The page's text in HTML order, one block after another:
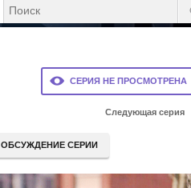
СЕРИЯ НЕ ПРОСМОТРЕНА
Следующая серия
ОБСУЖДЕНИЕ СЕРИИ